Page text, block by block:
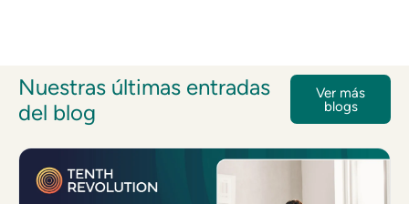
Nuestras últimas entradas
del blog
Ver más
blogs